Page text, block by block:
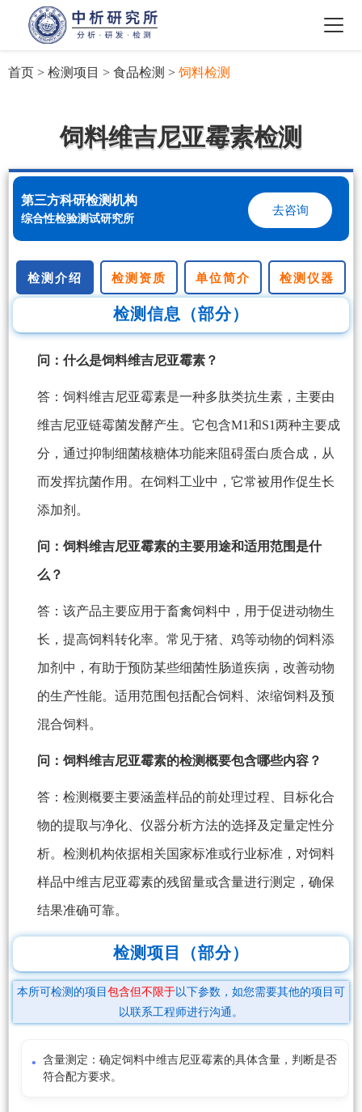
首页 > 检测项目 > 食品检测 > 饲料检测
饲料维吉尼亚霉素检测
第三方科研检测机构
综合性检验测试研究所
去咨询
检测介绍 检测资质 单位简介 检测仪器
检测信息（部分）
问：什么是饲料维吉尼亚霉素？
答：饲料维吉尼亚霉素是一种多肽类抗生素，主要由
维吉尼亚链霉菌发酵产生。它包含M1和S1两种主要成
分，通过抑制细菌核糖体功能来阻碍蛋白质合成，从
而发挥抗菌作用。在饲料工业中，它常被用作促生长
添加剂。
问：饲料维吉尼亚霉素的主要用途和适用范围是什
么？
答：该产品主要应用于畜禽饲料中，用于促进动物生
长，提高饲料转化率。常见于猪、鸡等动物的饲料添
加剂中，有助于预防某些细菌性肠道疾病，改善动物
的生产性能。适用范围包括配合饲料、浓缩饲料及预
混合饲料。
问：饲料维吉尼亚霉素的检测概要包含哪些内容？
答：检测概要主要涵盖样品的前处理过程、目标化合
物的提取与净化、仪器分析方法的选择及定量定性分
析。检测机构依据相关国家标准或行业标准，对饲料
样品中维吉尼亚霉素的残留量或含量进行测定，确保
结果准确可靠。
检测项目（部分）
本所可检测的项目 包含但不限于以下参数，如您需要其他的项目可
以联系工程师进行沟通。
含量测定：确定饲料中维吉尼亚霉素的具体含量，判断是否
符合配方要求。